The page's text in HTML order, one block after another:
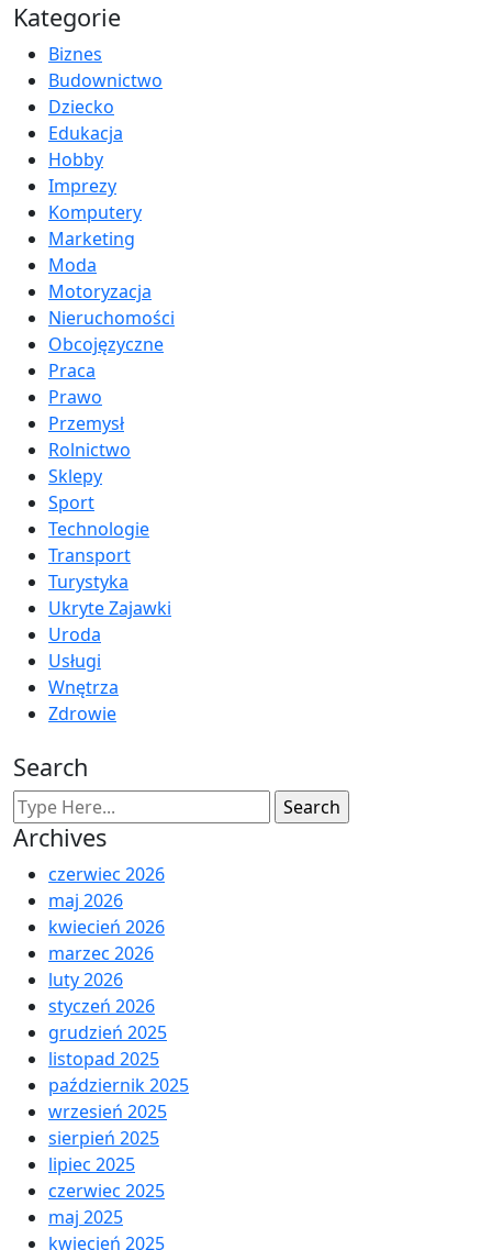
Kategorie
Biznes
Budownictwo
Dziecko
Edukacja
Hobby
Imprezy
Komputery
Marketing
Moda
Motoryzacja
Nieruchomości
Obcojęzyczne
Praca
Prawo
Przemysł
Rolnictwo
Sklepy
Sport
Technologie
Transport
Turystyka
Ukryte Zajawki
Uroda
Usługi
Wnętrza
Zdrowie
Search
Archives
czerwiec 2026
maj 2026
kwiecień 2026
marzec 2026
luty 2026
styczeń 2026
grudzień 2025
listopad 2025
październik 2025
wrzesień 2025
sierpień 2025
lipiec 2025
czerwiec 2025
maj 2025
kwiecień 2025